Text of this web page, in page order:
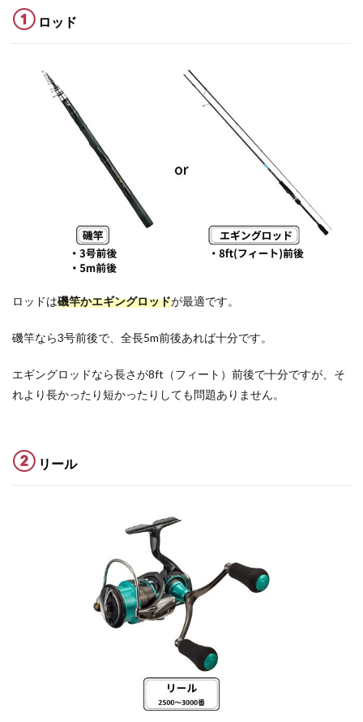
① ロッド
ロッドは磯竿かエギングロッドが最適です。
磯竿なら3号前後で、全長5m前後あれば十分です。
エギングロッドなら長さが8ft（フィート）前後で十分ですが、そ
れより長かったり短かったりしても問題ありません。
② リール